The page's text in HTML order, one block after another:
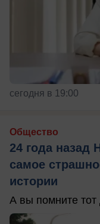
сегодня в 19:00
Общество
24 года назад
самое
истории
А вы помните тот